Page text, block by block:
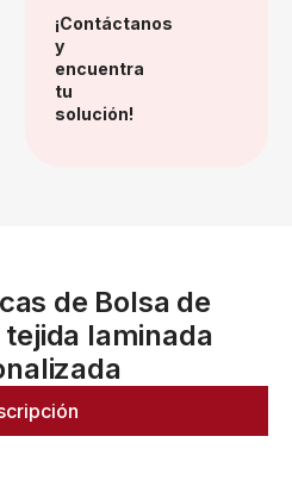
¡Contáctanos
y
encuentra
tu
solución!
de Bolsa de
laminada